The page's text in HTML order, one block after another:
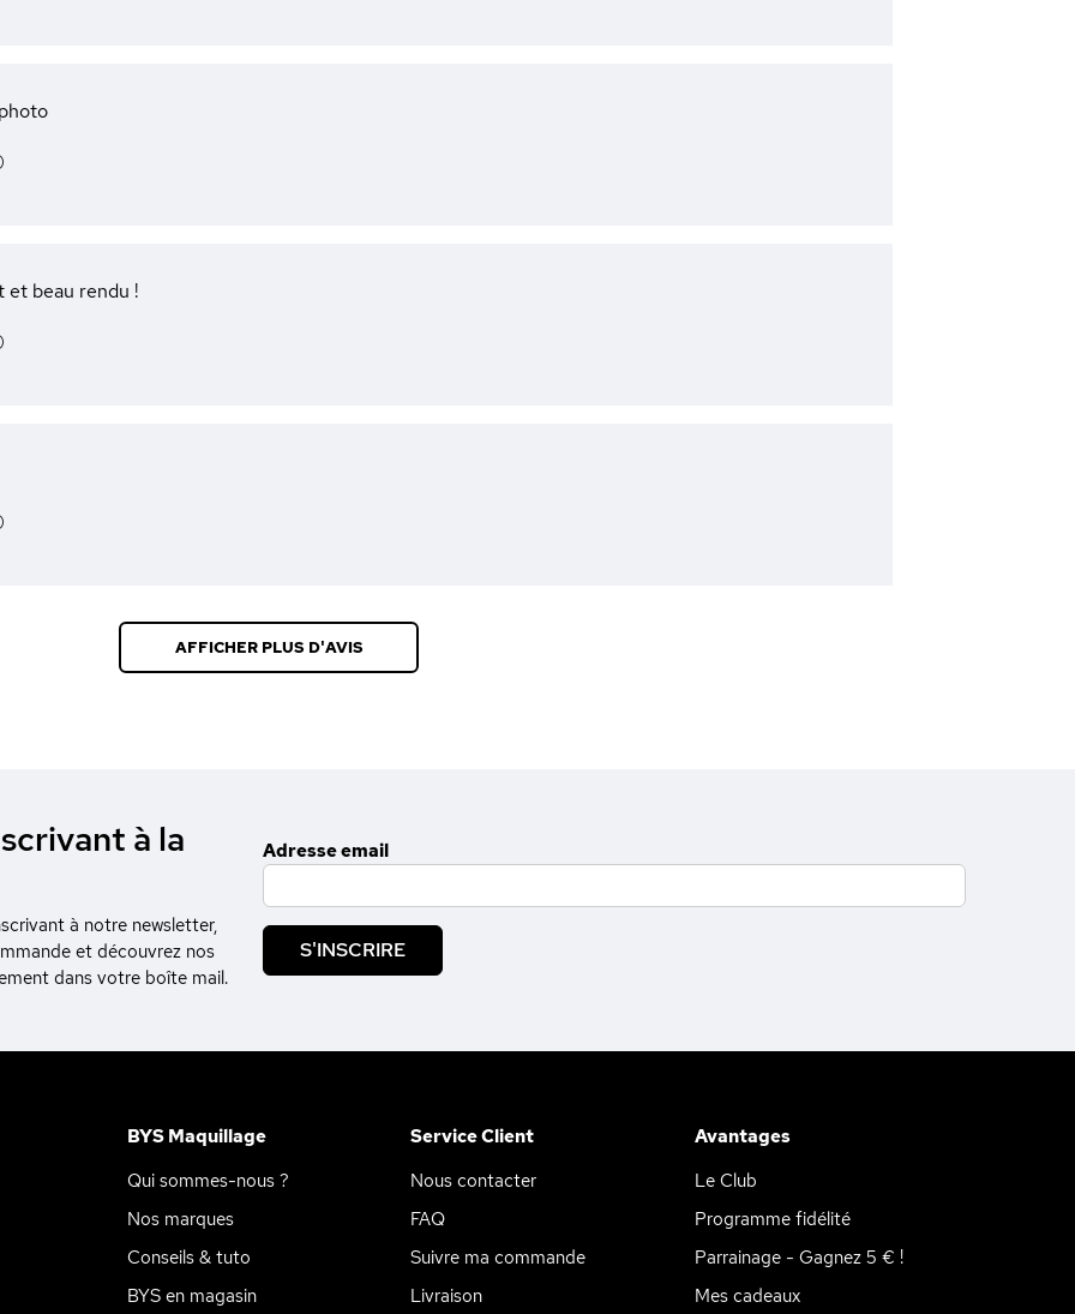
et beau rendu !
AFFICHER PLUS D'AVIS
à la
à notre newsletter,
et découvrez nos
dans votre boîte mail.
Adresse email
S'INSCRIRE
BYS Maquillage
Qui sommes-nous ?
Nos marques
Conseils & tuto
BYS en magasin
Service Client
Nous contacter
FAQ
Suivre ma commande
Livraison
Avantages
Le Club
Programme fidélité
Parrainage - Gagnez 5 € !
Mes cadeaux